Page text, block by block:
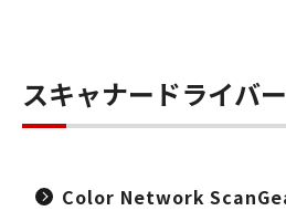
スキャナードライバー
Color Network